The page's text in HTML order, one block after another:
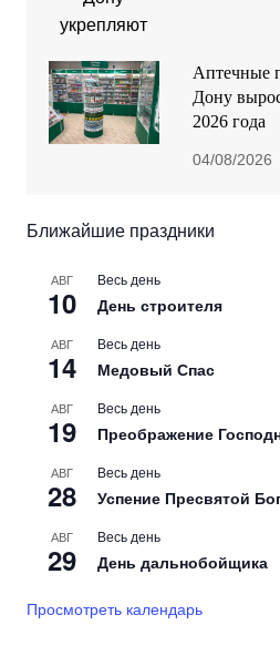
Аптечные
Дону
2026 года
04/08/2026
Ближайшие праздники
АВГ
10
Весь день
День строителя
АВГ
14
Весь день
Медовый Спас
АВГ
19
Весь день
Преображение
АВГ
28
Весь день
Успение Пресвятой
АВГ
29
Весь день
День дальнобойщика
Просмотреть календарь